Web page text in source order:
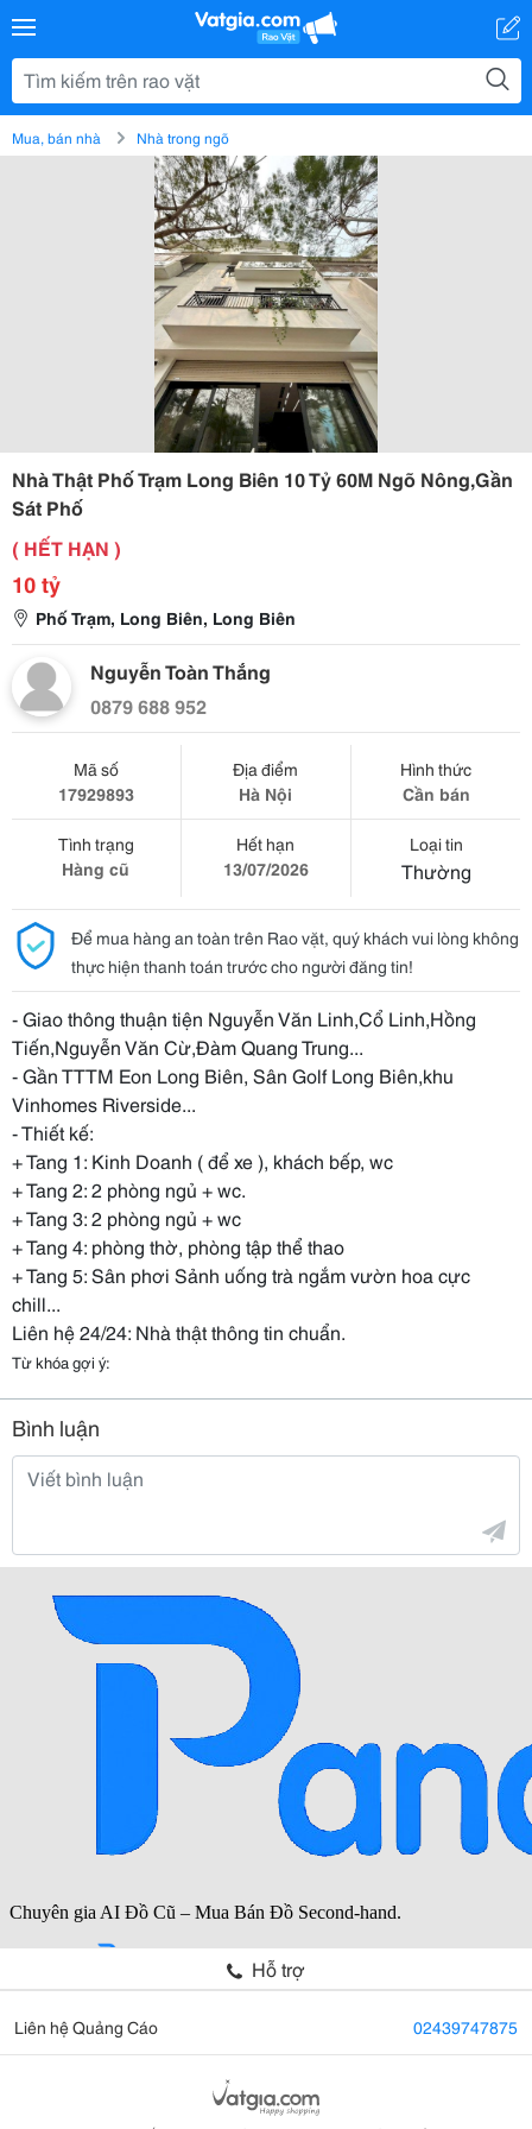
Mua, bán nhà Nhà trong ngõ
Nhà Thật Phố Trạm Long Biên 10 Tỷ 60M Ngõ Nông,Gần
Sát Phố
( HẾT HẠN )
10 tỷ
Phố Trạm, Long Biên, Long Biên
Nguyễn Toàn Thắng
0879 688 952
Mã số
17929893
Địa điểm
Hà Nội
Hình thức
Cần bán
Tình trạng
Hàng cũ
Hết hạn
13/07/2026
Loại tin
Thường
Để mua hàng an toàn trên Rao vặt, quý khách vui lòng không
thực hiện thanh toán trước cho người đăng tin!
- Giao thông thuận tiện Nguyễn Văn Linh,Cổ Linh,Hồng
Tiến,Nguyễn Văn Cừ,Đàm Quang Trung...
- Gần TTTM Eon Long Biên, Sân Golf Long Biên,khu
Vinhomes Riverside...
- Thiết kế:
+ Tang 1: Kinh Doanh ( để xe ), khách bếp, wc
+ Tang 2: 2 phòng ngủ + wc.
+ Tang 3: 2 phòng ngủ + wc
+ Tang 4: phòng thờ, phòng tập thể thao
+ Tang 5: Sân phơi Sảnh uống trà ngắm vườn hoa cực
chill...
Liên hệ 24/24: Nhà thật thông tin chuẩn.
Từ khóa gợi ý:
Bình luận
Hỗ trợ
Liên hệ Quảng Cáo 02439747875